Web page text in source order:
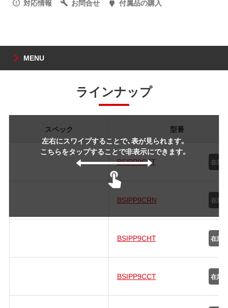
対応情報
お問合せ 付属品の購入
MENU
ラインナップ
左右にスワイプすることで、表が見られます。
こちらをタップすることで非表示にできます。
スペック 型番
BSIPP9CST
BSIPP9CRN
BSIPP9CHT
BSIPP9CCT